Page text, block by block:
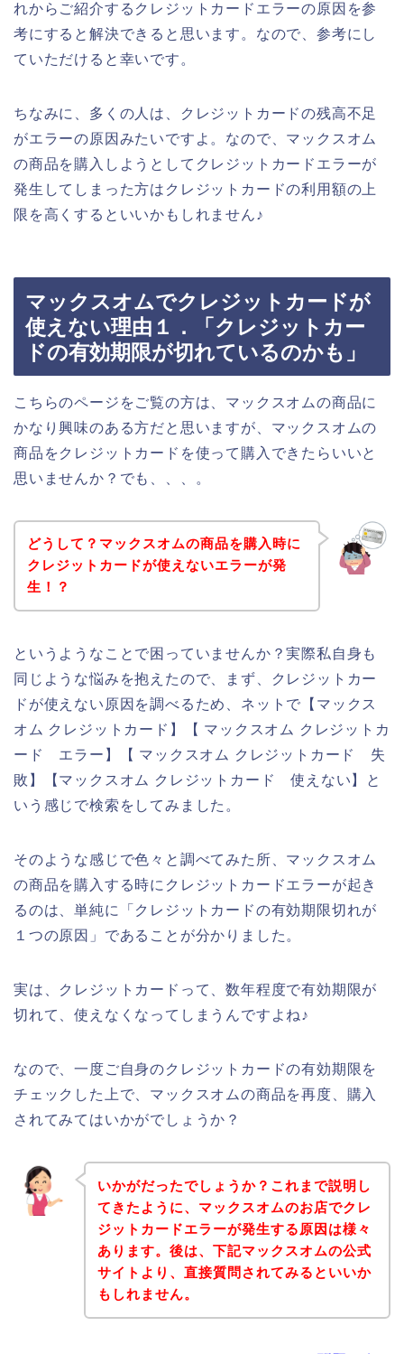
れからご紹介するクレジットカードエラーの原因を参
考にすると解決できると思います。なので、参考にし
ていただけると幸いです。
ちなみに、多くの人は、クレジットカードの残高不足
がエラーの原因みたいですよ。なので、マックスオム
の商品を購入しようとしてクレジットカードエラーが
発生してしまった方はクレジットカードの利用額の上
限を高くするといいかもしれません♪
マックスオムでクレジットカードが
使えない理由１．「クレジットカー
ドの有効期限が切れているのかも」
こちらのページをご覧の方は、マックスオムの商品に
かなり興味のある方だと思いますが、マックスオムの
商品をクレジットカードを使って購入できたらいいと
思いませんか？でも、、、。
どうして？マックスオムの商品を購入時に
クレジットカードが使えないエラーが発
生！？
というようなことで困っていませんか？実際私自身も
同じような悩みを抱えたので、まず、クレジットカー
ドが使えない原因を調べるため、ネットで【マックス
オム クレジットカード】【 マックスオム クレジットカ
ード エラー】【 マックスオム クレジットカード 失
敗】【マックスオム クレジットカード 使えない】と
いう感じで検索をしてみました。
そのような感じで色々と調べてみた所、マックスオム
の商品を購入する時にクレジットカードエラーが起き
るのは、単純に「クレジットカードの有効期限切れが
１つの原因」であることが分かりました。
実は、クレジットカードって、数年程度で有効期限が
切れて、使えなくなってしまうんですよね♪
なので、一度ご自身のクレジットカードの有効期限を
チェックした上で、マックスオムの商品を再度、購入
されてみてはいかがでしょうか？
いかがだったでしょうか？これまで説明し
てきたように、マックスオムのお店でクレ
ジットカードエラーが発生する原因は様々
あります。後は、下記マックスオムの公式
サイトより、直接質問されてみるといいか
もしれません。